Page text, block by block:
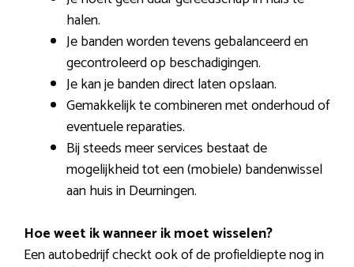
halen.
Je banden worden tevens gebalanceerd en
gecontroleerd op beschadigingen.
Je kan je banden direct laten opslaan.
Gemakkelijk te combineren met onderhoud of
eventuele reparaties.
Bij steeds meer services bestaat de
mogelijkheid tot een (mobiele) bandenwissel
aan huis in Deurningen.
Hoe weet ik wanneer ik moet wisselen?
Een autobedrijf checkt ook of de profieldiepte nog in